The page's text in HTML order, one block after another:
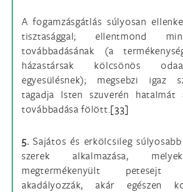
A fogamzásgátlás súlyosan
tisztasággal; ellentmond
továbbadásának (a
házastársak kölcsönös
egyesülésnek); megsebzi igaz
tagadja Isten szuverén
továbbadása fölött.[33]
5.Sajátos és erkölcsileg
szerek alkalmazása,
megtermékenyült petesejt
akadályozzák, akár egészen